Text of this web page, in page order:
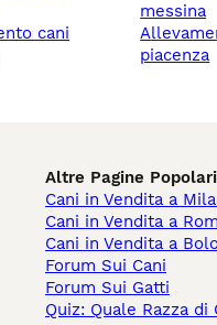
messina
allevamento cani
piacenza
Altre Pagine Popolari
Cani in Vendita a
Cani in Vendita a
Cani in Vendita a
Forum Sui Cani
Forum Sui Gatti
Quiz: Quale Razza di